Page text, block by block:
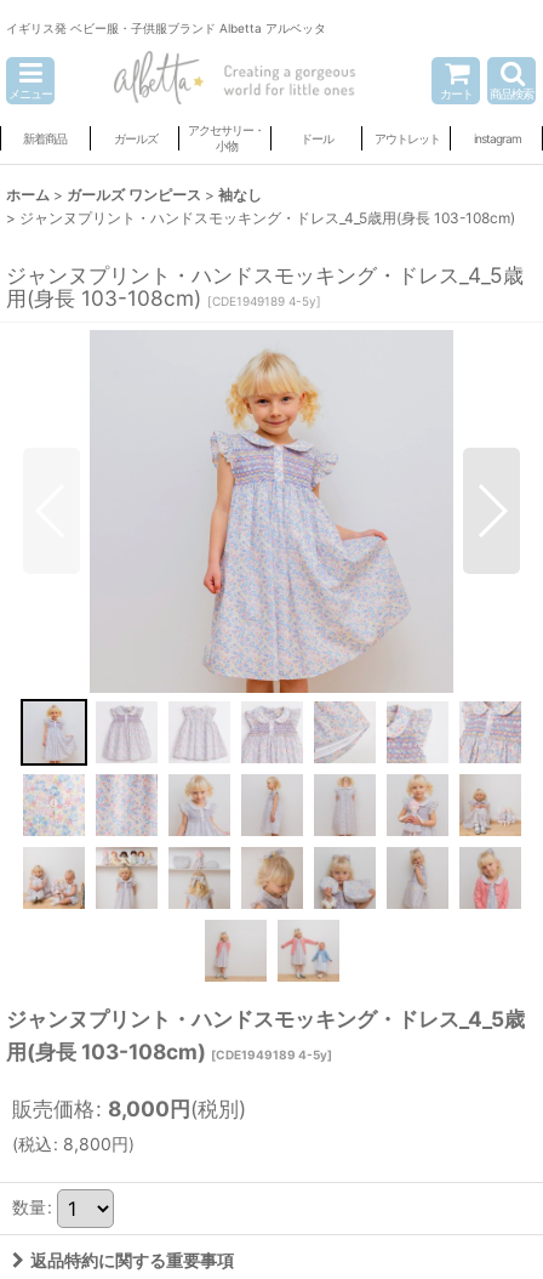
イギリス発 ベビー服・子供服ブランド Albetta アルベッタ
メニュー カート 商品検索
新着商品 ガールズ
アクセサリー・
小物
ドール アウトレット instagram
ホーム > ガールズ ワンピース > 袖なし
> ジャンヌプリント・ハンドスモッキング・ドレス_4_5歳用(身長 103-108cm)
ジャンヌプリント・ハンドスモッキング・ドレス_4_5歳
用(身長 103-108cm) [CDE1949189 4-5y]
ジャンヌプリント・ハンドスモッキング・ドレス_4_5歳
用(身長 103-108cm) [CDE1949189 4-5y]
販売価格: 8,000円(税別)
(税込: 8,800円)
数量:
返品特約に関する重要事項